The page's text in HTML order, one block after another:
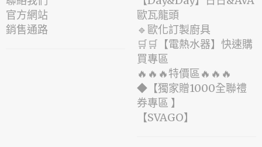
官方網站
銷售通路
歐瓦龍頭
🔹歐化訂製廚具
🛒🛒【電熱水器】快速購
買專區
🔥🔥🔥特價區🔥🔥🔥
◆【獨家贈1000全聯禮
券專區 】
️【SVAGO】️